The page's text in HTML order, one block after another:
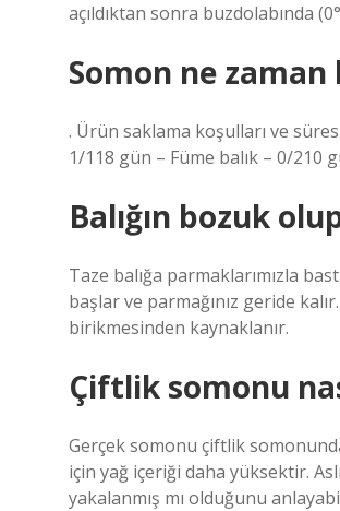
açıldıktan sonra buzdolabında
Somon ne zaman
. Ürün saklama koşulları ve
1/118 gün – Füme balık – 0/210
Balığın bozuk
Taze balığa parmaklarımızla
başlar ve parmağınız geride
birikmesinden kaynaklanır.
Çiftlik somonu
Gerçek somonu çiftlik
için yağ içeriği daha yüksektir.
yakalanmış mı olduğunu